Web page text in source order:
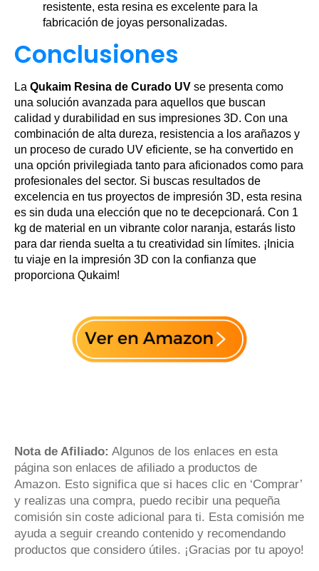
resistente, esta resina es excelente para la
fabricación de joyas personalizadas.
Conclusiones
La Qukaim Resina de Curado UV se presenta como
una solución avanzada para aquellos que buscan
calidad y durabilidad en sus impresiones 3D. Con una
combinación de alta dureza, resistencia a los arañazos y
un proceso de curado UV eficiente, se ha convertido en
una opción privilegiada tanto para aficionados como para
profesionales del sector. Si buscas resultados de
excelencia en tus proyectos de impresión 3D, esta resina
es sin duda una elección que no te decepcionará. Con 1
kg de material en un vibrante color naranja, estarás listo
para dar rienda suelta a tu creatividad sin límites. ¡Inicia
tu viaje en la impresión 3D con la confianza que
proporciona Qukaim!
Nota de Afiliado: Algunos de los enlaces en esta
página son enlaces de afiliado a productos de
Amazon. Esto significa que si haces clic en ‘Comprar’
y realizas una compra, puedo recibir una pequeña
comisión sin coste adicional para ti. Esta comisión me
ayuda a seguir creando contenido y recomendando
productos que considero útiles. ¡Gracias por tu apoyo!